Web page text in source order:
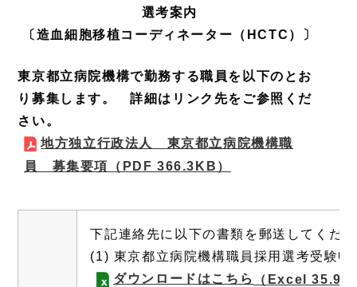
選考案内
〔造血細胞移植コーディネーター（HCTC）〕
東京都立病院機構で勤務する職員を以下のとお
り募集します。 詳細はリンク先をご参照くだ
さい。
地方独立行政法人 東京都立病院機構職
員 募集要項
（PDF 366.3KB）
下記連絡先に以下の書類を郵送してくだ
(1) 東京都立病院機構職員採用選考受験
ダウンロードはこちら
（Excel